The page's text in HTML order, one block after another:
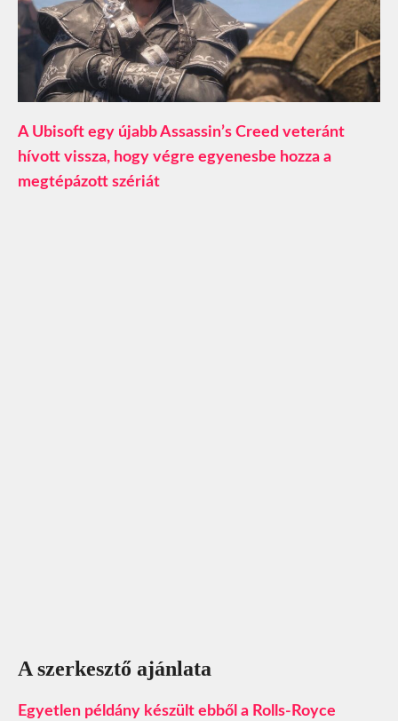
A Ubisoft egy újabb Assassin’s Creed veteránt
hívott vissza, hogy végre egyenesbe hozza a
megtépázott szériát
A szerkesztő ajánlata
Egyetlen példány készült ebből a Rolls-Royce